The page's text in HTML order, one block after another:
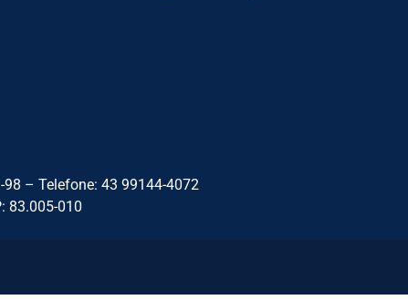
98 – Telefone: 43 99144-4072
83.005-010